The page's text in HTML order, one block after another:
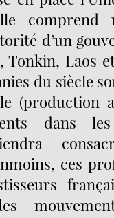
d’un
Laos
du siècle
(production
dans
ces